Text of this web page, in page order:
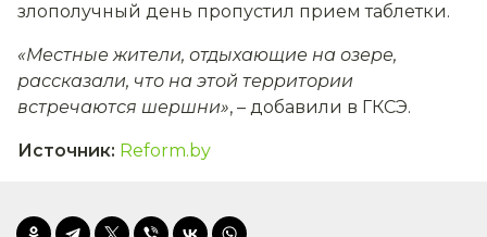
злополучный день пропустил прием таблетки.
«Местные жители, отдыхающие на озере,
рассказали, что на этой территории
встречаются шершни», – добавили в ГКСЭ.
Источник: Reform.by